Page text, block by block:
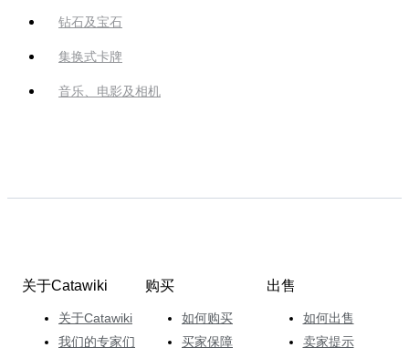
钻石及宝石
集换式卡牌
音乐、电影及相机
关于Catawiki
关于Catawiki
我们的专家们
购买
如何购买
买家保障
出售
如何出售
卖家提示